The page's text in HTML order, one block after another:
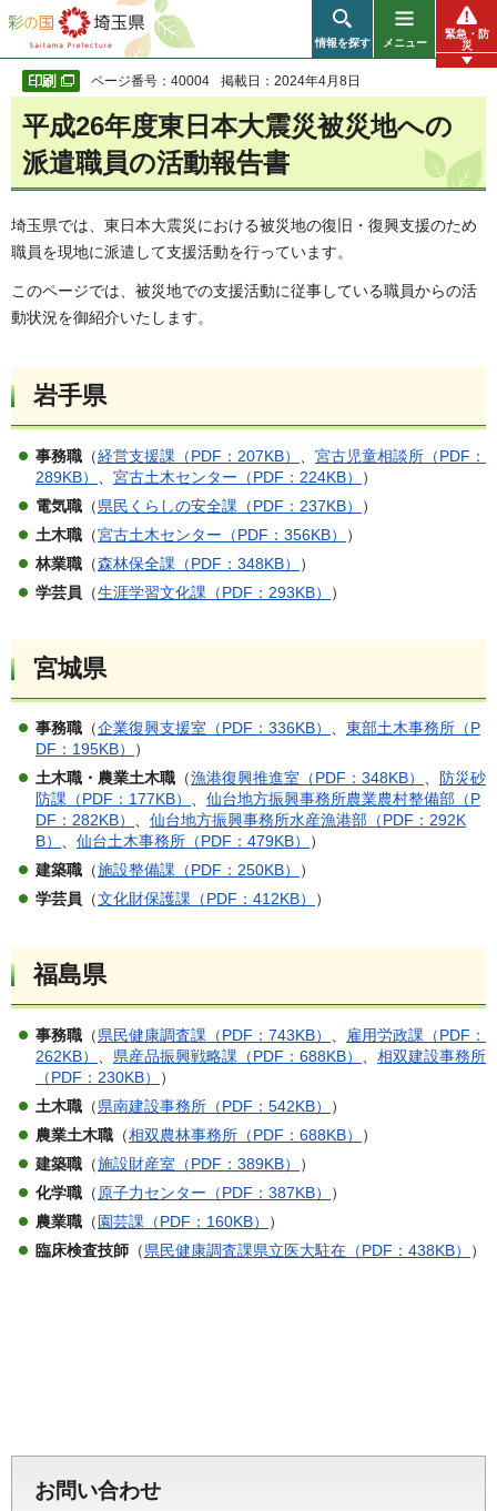
彩の国 埼玉県
情報を探す メニュー
緊急・防
災
ページ番号：40004 掲載日：2024年4月8日
平成26年度東日本大震災被災地への
派遣職員の活動報告書
埼玉県では、東日本大震災における被災地の復旧・復興支援のため
職員を現地に派遣して支援活動を行っています。
このページでは、被災地での支援活動に従事している職員からの活
動状況を御紹介いたします。
岩手県
事務職 （経営支援課（PDF：207KB）
宮古児童相談所（PDF：
289KB）
宮古土木センター（PDF：224KB）
）
電気職 （県民くらしの安全課（PDF：237KB）
）
土木職 （宮古土木センター（PDF：356KB）
）
林業職 （森林保全課（PDF：348KB）
）
学芸員 （生涯学習文化課（PDF：293KB） ）
宮城県
事務職 （企業復興支援室（PDF：336KB） 、 東部土木事務所（P
DF：195KB）
）
土木職・農業土木職 （漁港復興推進室（PDF：348KB） 、 防災砂
防課（PDF：177KB） 、 仙台地方振興事務所農業農村整備部（P
DF：282KB） 、 仙台地方振興事務所水産漁港部（PDF：292K
B） 、 仙台土木事務所（PDF：479KB）
）
建築職 （施設整備課（PDF：250KB）
）
学芸員 （文化財保護課（PDF：412KB） ）
福島県
事務職 （県民健康調査課（PDF：743KB）
雇用労政課（PDF：
262KB）
県産品振興戦略課（PDF：688KB）
相双建設事務所
（PDF：230KB）
）
土木職 （県南建設事務所（PDF：542KB）
）
農業土木職 （相双農林事務所（PDF：688KB）
）
建築職 （施設財産室（PDF：389KB）
）
化学職 （ 原子力センター（PDF：387KB）
）
農業職 （園芸課（PDF：160KB）
）
臨床検査技師 （県民健康調査課県立医大駐在（PDF：438KB） ）
お問い合わせ